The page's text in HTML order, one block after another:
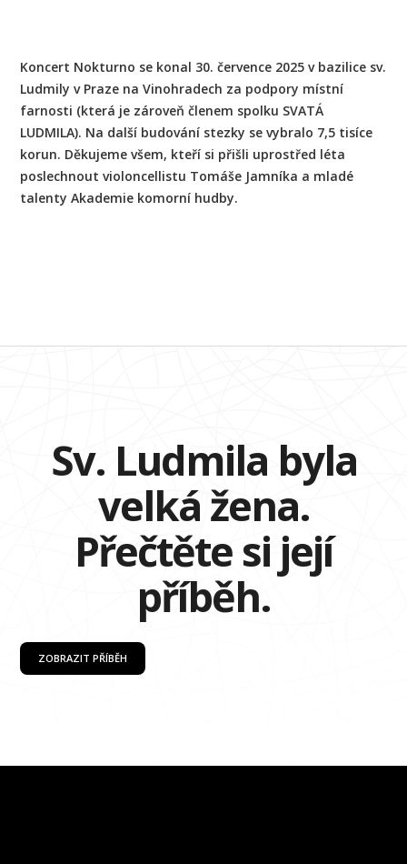
Koncert Nokturno se konal 30. července 2025 v bazilice sv.
Ludmily v Praze na Vinohradech za podpory místní
farnosti (která je zároveň členem spolku SVATÁ
LUDMILA). Na další budování stezky se vybralo 7,5 tisíce
korun. Děkujeme všem, kteří si přišli uprostřed léta
poslechnout violoncellistu Tomáše Jamníka a mladé
talenty Akademie komorní hudby.
Sv. Ludmila byla
velká žena.
Přečtěte si její
příběh.
ZOBRAZIT PŘÍBĚH